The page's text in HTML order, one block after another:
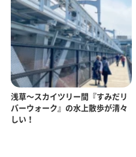
浅草〜スカイツリー間『すみだリ
バーウォーク』の水上散歩が清々
しい！